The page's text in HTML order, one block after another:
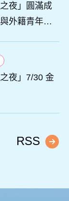
夜」圓滿成
夜」7/30 金
RSS